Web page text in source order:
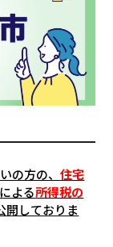
の方の、住宅
による所得税の
開しておりま